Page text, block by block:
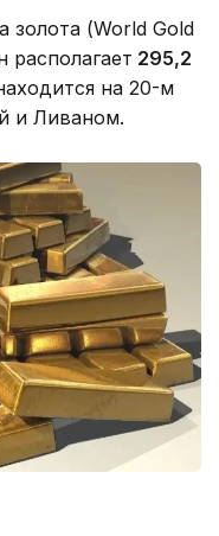
золота (World Gold
располагает 295,2
на 20-м
и Ливаном.